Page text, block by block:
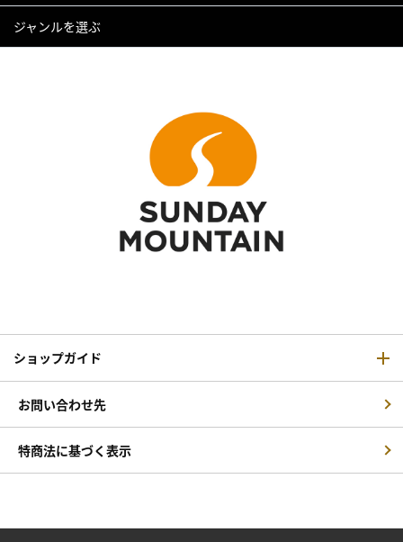
ジャンルを選ぶ
ショップガイド
お問い合わせ先
特商法に基づく表示